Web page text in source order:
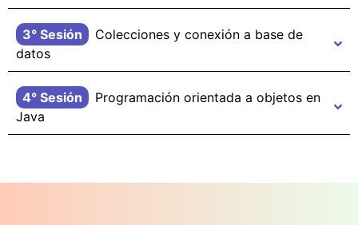
3° Sesión
Colecciones y conexión a base de
datos
4° Sesión
Programación orientada a objetos en
Java